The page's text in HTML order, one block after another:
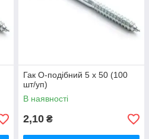
Гак О-подібний 5 х 50 (100
шт/уп)
В наявності
2,10 ₴